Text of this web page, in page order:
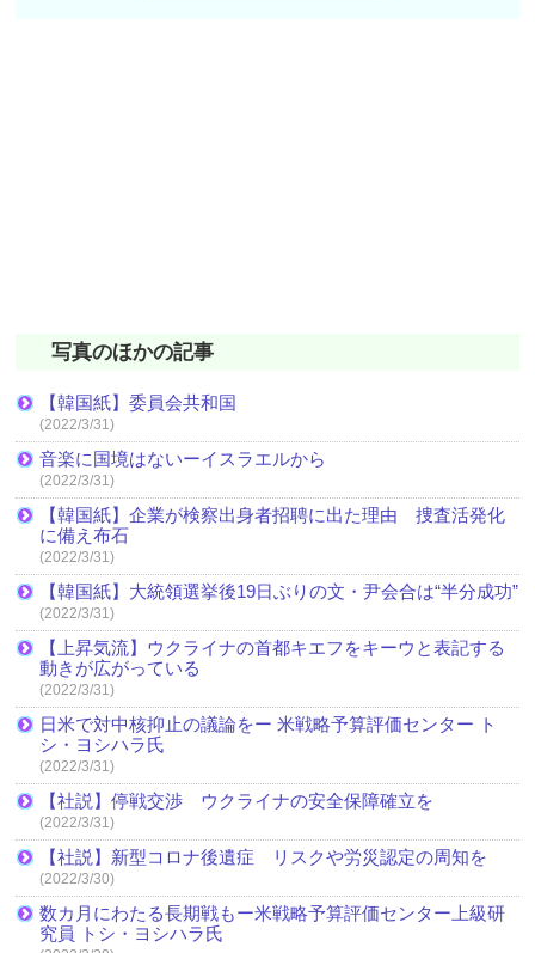
写真のほかの記事
【韓国紙】委員会共和国
(2022/3/31)
音楽に国境はないーイスラエルから
(2022/3/31)
【韓国紙】企業が検察出身者招聘に出た理由 捜査活発化
に備え布石
(2022/3/31)
【韓国紙】大統領選挙後19日ぶりの文・尹会合は“半分成功”
(2022/3/31)
【上昇気流】ウクライナの首都キエフをキーウと表記する
動きが広がっている
(2022/3/31)
日米で対中核抑止の議論をー 米戦略予算評価センター ト
シ・ヨシハラ氏
(2022/3/31)
【社説】停戦交渉 ウクライナの安全保障確立を
(2022/3/31)
【社説】新型コロナ後遺症 リスクや労災認定の周知を
(2022/3/30)
数カ月にわたる長期戦もー米戦略予算評価センター上級研
究員 トシ・ヨシハラ氏